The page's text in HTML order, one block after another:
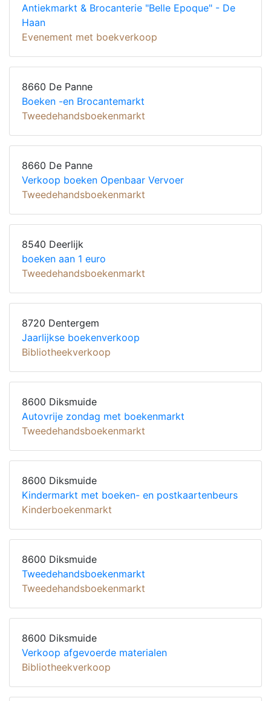
Antiekmarkt & Brocanterie "Belle Epoque" - De
Haan
Evenement met boekverkoop
8660 De Panne
Boeken -en Brocantemarkt
Tweedehandsboekenmarkt
8660 De Panne
Verkoop boeken Openbaar Vervoer
Tweedehandsboekenmarkt
8540 Deerlijk
boeken aan 1 euro
Tweedehandsboekenmarkt
8720 Dentergem
Jaarlijkse boekenverkoop
Bibliotheekverkoop
8600 Diksmuide
Autovrije zondag met boekenmarkt
Tweedehandsboekenmarkt
8600 Diksmuide
Kindermarkt met boeken- en postkaartenbeurs
Kinderboekenmarkt
8600 Diksmuide
Tweedehandsboekenmarkt
Tweedehandsboekenmarkt
8600 Diksmuide
Verkoop afgevoerde materialen
Bibliotheekverkoop